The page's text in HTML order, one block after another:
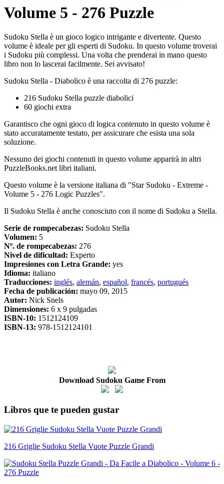
Volume 5 - 276 Puzzle
Sudoku Stella è un gioco logico intrigante e divertente. Questo
volume è ideale per gli esperti di Sudoku. In questo volume troverai
i Sudoku più complessi. Una volta che prenderai in mano questo
libro non lo lascerai facilmente. Sei avvisato!
Sudoku Stella - Diabolico è una raccolta di 276 puzzle:
216 Sudoku Stella puzzle diabolici
60 giochi extra
Garantisco che ogni gioco di logica contenuto in questo volume è
stato accuratamente testato, per assicurare che esista una sola
soluzione.
Nessuno dei giochi contenuti in questo volume apparirà in altri
PuzzleBooks.net libri italiani.
Questo volume è la versione italiana di "Star Sudoku - Extreme -
Volume 5 - 276 Logic Puzzles".
Il Sudoku Stella è anche conosciuto con il nome di Sudoku a Stella.
Serie de rompecabezas: Sudoku Stella
Volumen: 5
Nº. de rompecabezas: 276
Nivel de dificultad: Experto
Impresiones con Letra Grande: yes
Idioma: italiano
Traducciones: inglés, alemán, español, francés, portugués
Fecha de publicación: mayo 09, 2015
Autor: Nick Snels
Dimensiones: 6 x 9 pulgadas
ISBN-10: 1512124109
ISBN-13: 978-1512124101
Download Sudoku Game From
Libros que te pueden gustar
216 Griglie Sudoku Stella Vuote Puzzle Grandi